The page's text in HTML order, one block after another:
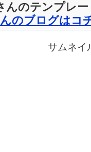
んのテンプレー
のブログはコ
サムネイ